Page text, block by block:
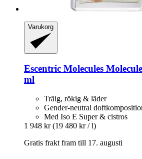
Varukorg
Escentric Molecules
ml
Träig, rökig & läder
Gender-neutral
Med Iso E Super & cistros
1 948 kr (19 480 kr / l)
Gratis frakt fram till 17. augusti